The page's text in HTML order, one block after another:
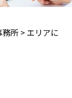
務所 > エリアに